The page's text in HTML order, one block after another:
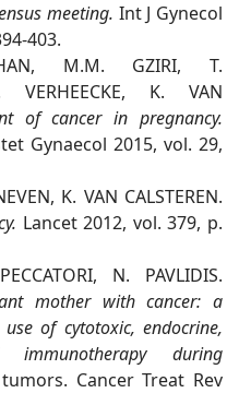
meeting. Int J Gynecol
403.
M.M. GZIRI, T.
VERHEECKE, K. VAN
of cancer in pregnancy.
Gynaecol 2015, vol. 29,
K. VAN CALSTEREN.
Lancet 2012, vol. 379, p.
N. PAVLIDIS.
mother with cancer: a
of cytotoxic, endocrine,
during
Cancer Treat Rev